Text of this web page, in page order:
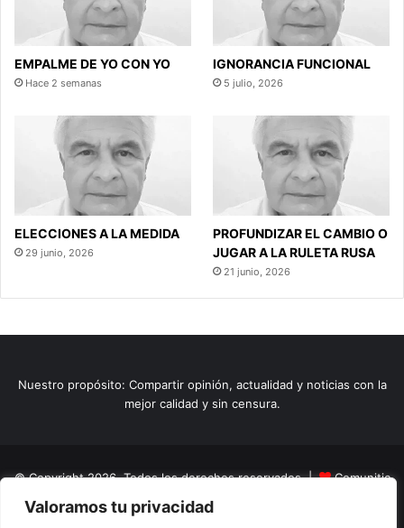
Valoramos tu privacidad
EMPALME DE YO CON YO
Hace 2 semanas
IGNORANCIA FUNCIONAL
5 julio, 2026
ELECCIONES A LA MEDIDA
29 junio, 2026
PROFUNDIZAR EL CAMBIO O
JUGAR A LA RULETA RUSA
21 junio, 2026
Nuestro propósito: Compartir opinión, actualidad y noticias con la
mejor calidad y sin censura.
© Copyright 2026, Todos los derechos reservados |
Comunitic
SAS BICNit 901228106